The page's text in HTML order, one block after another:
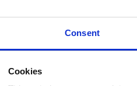
Consent
Cookies